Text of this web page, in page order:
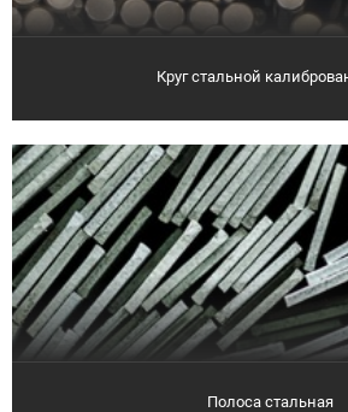
Круг стальной
Полоса стальная